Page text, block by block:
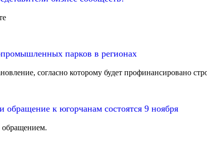
парков в регионах
согласно которому будет профинансировано
обращение к югорчанам состоятся 9 ноября
обращением.